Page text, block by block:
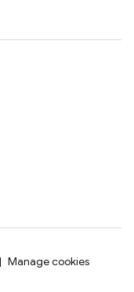
Manage cookies